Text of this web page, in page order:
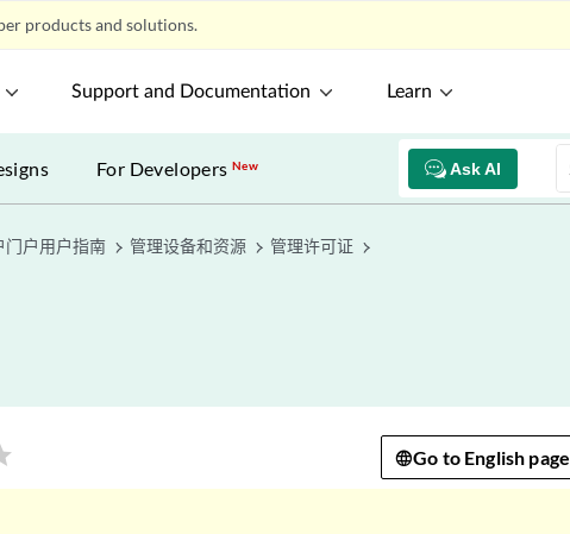
products and solutions.
Support and Documentation Learn
Ask AI
For DevelopersNew
户用户指南 管理设备和资源 管理许可证
Go to English page